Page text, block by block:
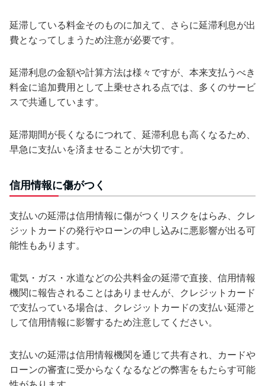
延滞している料金そのものに加えて、さらに延滞利息が出
費となってしまうため注意が必要です。
延滞利息の金額や計算方法は様々ですが、本来支払うべき
料金に追加費用として上乗せされる点では、多くのサービ
スで共通しています。
延滞期間が長くなるにつれて、延滞利息も高くなるため、
早急に支払いを済ませることが大切です。
信用情報に傷がつく
支払いの延滞は信用情報に傷がつくリスクをはらみ、クレ
ジットカードの発行やローンの申し込みに悪影響が出る可
能性もあります。
電気・ガス・水道などの公共料金の延滞で直接、信用情報
機関に報告されることはありませんが、クレジットカード
で支払っている場合は、クレジットカードの支払い延滞と
して信用情報に影響するため注意してください。
支払いの延滞は信用情報機関を通じて共有され、カードや
ローンの審査に受からなくなるなどの弊害をもたらす可能